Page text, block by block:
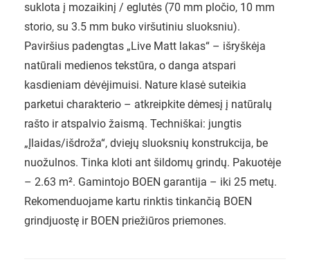
suklota į mozaikinį / eglutės (70 mm pločio, 10 mm
storio, su 3.5 mm buko viršutiniu sluoksniu).
Paviršius padengtas „Live Matt lakas“ – išryškėja
natūrali medienos tekstūra, o danga atspari
kasdieniam dėvėjimuisi. Nature klasė suteikia
parketui charakterio – atkreipkite dėmesį į natūralų
rašto ir atspalvio žaismą. Techniškai: jungtis
„Įlaidas/išdroža“, dviejų sluoksnių konstrukcija, be
nuožulnos. Tinka kloti ant šildomų grindų. Pakuotėje
– 2.63 m². Gamintojo BOEN garantija – iki 25 metų.
Rekomenduojame kartu rinktis tinkančią BOEN
grindjuostę ir BOEN priežiūros priemones.